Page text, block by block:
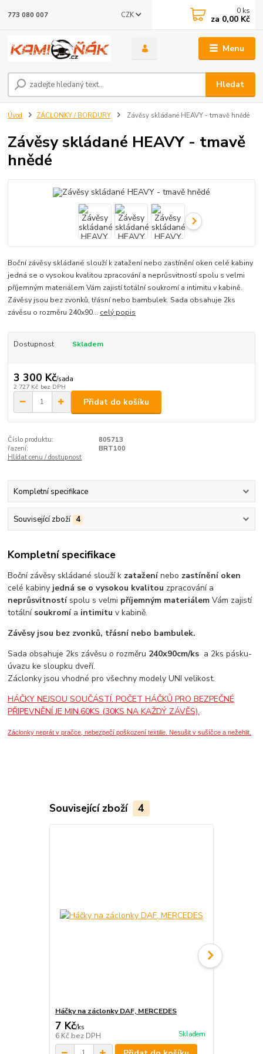
Menu
CZK
Hledat
773 080 007 0 ks
za 0,00 Kč
Úvod ZÁCLONKY / BORDURY Závěsy skládané HEAVY - tmavě hnědé
Závěsy skládané HEAVY - tmavě
hnědé
Boční závěsy skládané slouží k zatažení nebo zastínění oken celé kabiny
jedná se o vysokou kvalitou zpracování a neprůsvitností spolu s velmi
příjemným materiálem Vám zajistí totální soukromí a intimitu v kabině.
Závěsy jsou bez zvonků, třásní nebo bambulek. Sada obsahuje 2ks
závěsu o rozměru 240x90... celý popis
Dostupnost Skladem
3 300 Kč/sada
2 727 Kč bez DPH
Přidat do košíku
Číslo produktu:
805713
řazení:
BRT100
Hlídat cenu / dostupnost
Kompletní specifikace
Související zboží 4
Kompletní specifikace
Boční závěsy skládané slouží k zataženínebo zastínění oken
celé kabiny jedná se o vysokou kvalitou zpracování a
neprůsvitností spolu s velmi příjemným materiálem Vám zajistí
totální soukromí a intimitu v kabině.
Závěsy jsou bez zvonků, třásní nebo bambulek.
Sada obsahuje 2ks závěsu o rozměru 240x90cm/ks a 2ks pásku-
úvazu ke sloupku dveří.
Záclonky jsou vhodné pro všechny modely UNI velikost.
HÁČKY NEJSOU SOUČÁSTÍ. POČET HÁČKŮ PRO BEZPEČNÉ
PŘIPEVNĚNÍ JE MIN.60KS (30KS NA KAŽDÝ ZÁVĚS).
Záclonky neprát v pračce, nebezpečí poškození textilie. Nesušit v sušíčce a nežehlit.
Související zboží 4
Háčky na záclonky DAF, MERCEDES
7 Kč/ks
6 Kč bez DPH Skladem